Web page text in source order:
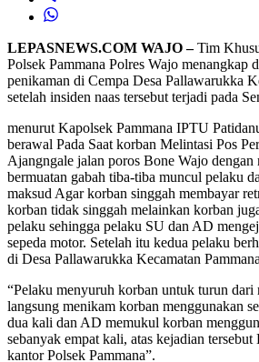
LEPASNEWS.COM WAJO –Tim
Polsek Pammana Polres Wajo menangkap
penikaman di Cempa Desa Pallawarukka
setelah insiden naas tersebut terjadi pada
menurut Kapolsek Pammana IPTU
berawal Pada Saat korban Melintasi Pos
Ajangngale jalan poros Bone Wajo
bermuatan gabah tiba-tiba muncul pelaku
maksud Agar korban singgah membayar
korban tidak singgah melainkan korban
pelaku sehingga pelaku SU dan AD
sepeda motor. Setelah itu kedua pelaku
di Desa Pallawarukka Kecamatan
“Pelaku menyuruh korban untuk turun
langsung menikam korban menggunakan
dua kali dan AD memukul korban
sebanyak empat kali, atas kejadian
kantor Polsek Pammana”.